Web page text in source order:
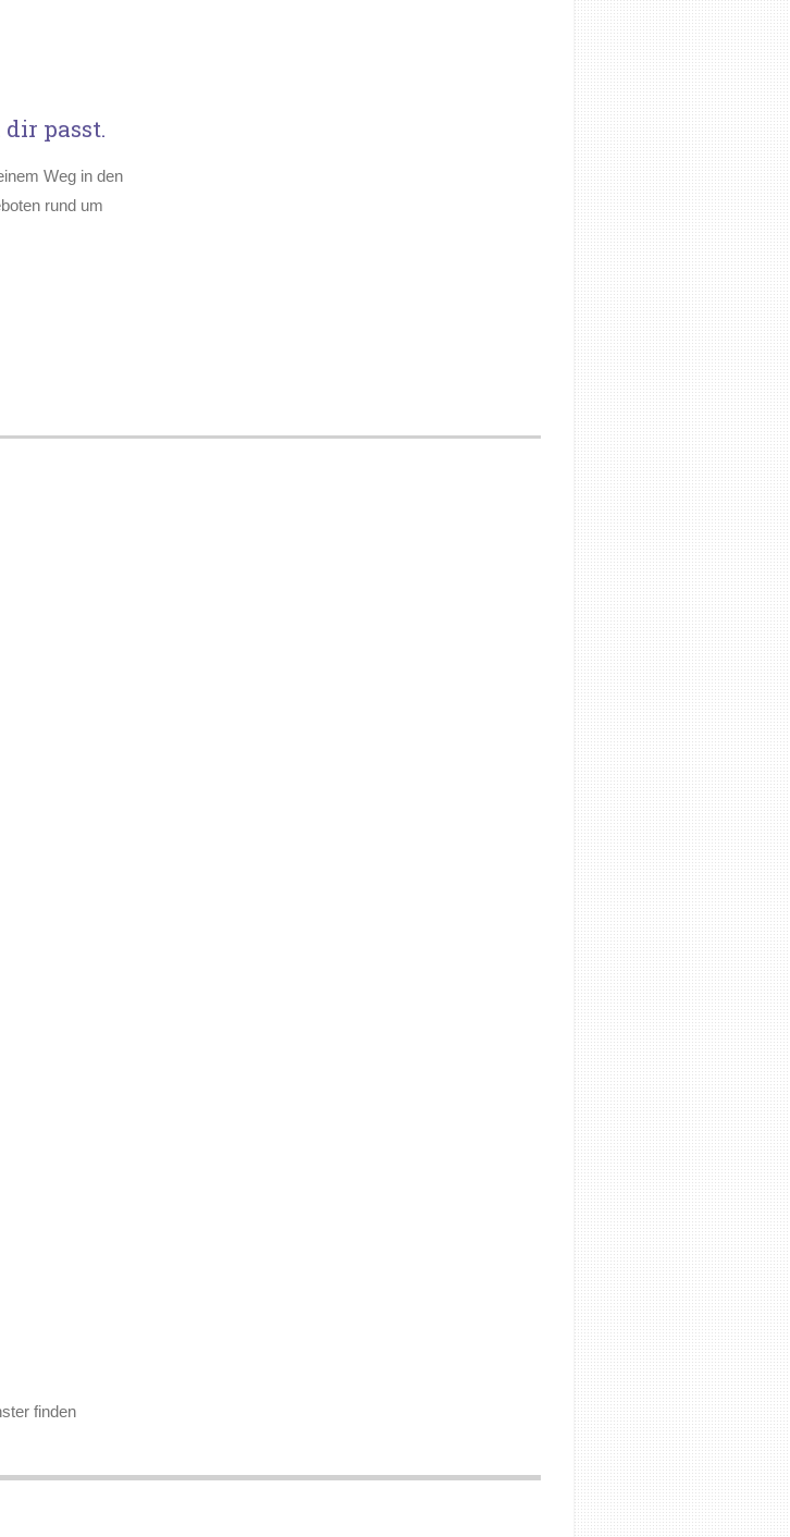
passt.
Weg in den
rund um
finden